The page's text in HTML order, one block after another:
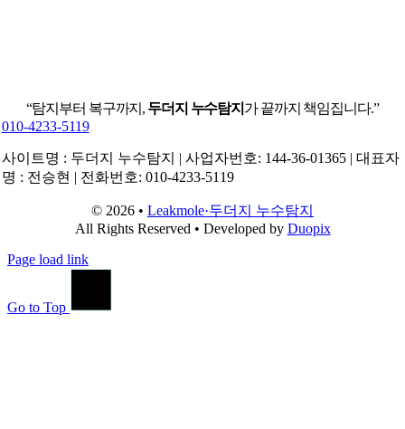
“탐지부터 복구까지, 두더지 누수탐지 가 끝까지 책임집니다.”
010-4233-5119
사이트명 : 두더지 누수탐지 | 사업자번호: 144-36-01365 | 대표자
명 : 전승현 | 전화번호: 010-4233-5119
© 2026 • Leakmole·두더지 누수탐지
All Rights Reserved • Developed by Duopix
Page load link
Go to Top